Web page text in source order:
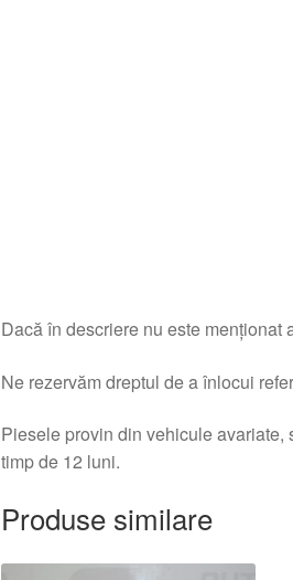
Dacă în descriere nu este menționat
Ne rezervăm dreptul de a înlocui
Piesele provin din vehicule avariate,
timp de 12 luni.
Produse similare